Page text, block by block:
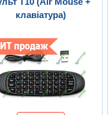
клавіатура)